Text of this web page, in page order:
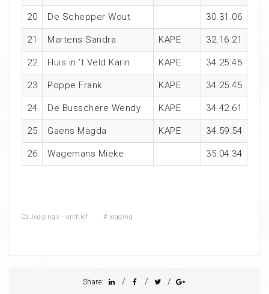
20 De Schepper Wout 30.31.06
21 Martens Sandra KAPE 32.16.21
22 Huis in ’t Veld Karin KAPE 34.25.45
23 Poppe Frank KAPE 34.25.45
24 De Busschere Wendy KAPE 34.42.61
25 Gaens Magda KAPE 34.59.54
26 Wagemans Mieke 35.04.34
Joggings - archief # jogging
Share: / / /